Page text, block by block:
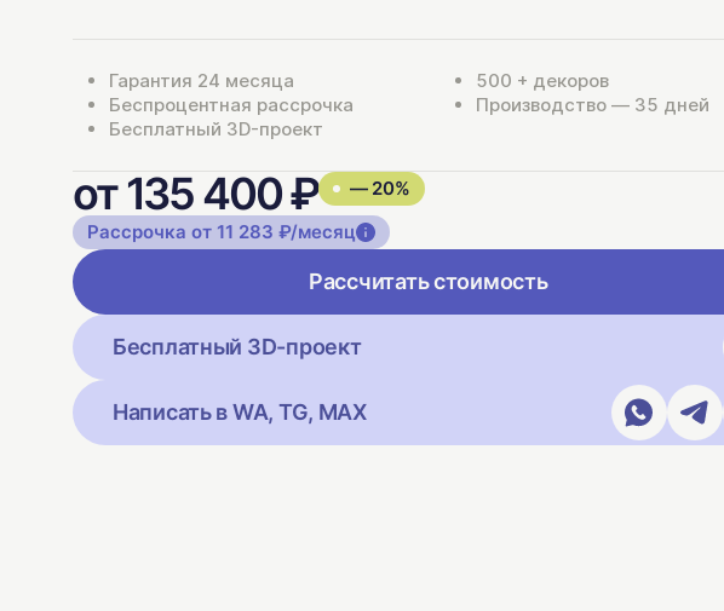
Гарантия 24 месяца
500 + декоров
Беспроцентная рассрочка
Производство — 35 дней
Бесплатный 3D-проект
от 135 400 ₽
— 20%
Рассрочка от 11 283 ₽/месяц
Рассчитать стоимость
Бесплатный 3D-проект
Написать в WA, TG, MAX